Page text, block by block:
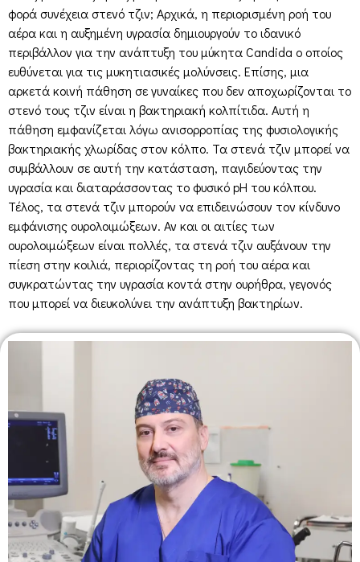
φορά συνέχεια στενό τζιν; Αρχικά, η περιορισμένη ροή του
αέρα και η αυξημένη υγρασία δημιουργούν το ιδανικό
περιβάλλον για την ανάπτυξη του μύκητα Candida ο οποίος
ευθύνεται για τις μυκητιασικές μολύνσεις. Επίσης, μια
αρκετά κοινή πάθηση σε γυναίκες που δεν αποχωρίζονται το
στενό τους τζιν είναι η βακτηριακή κολπίτιδα. Αυτή η
πάθηση εμφανίζεται λόγω ανισορροπίας της φυσιολογικής
βακτηριακής χλωρίδας στον κόλπο. Τα στενά τζιν μπορεί να
συμβάλλουν σε αυτή την κατάσταση, παγιδεύοντας την
υγρασία και διαταράσσοντας το φυσικό pH του κόλπου.
Τέλος, τα στενά τζιν μπορούν να επιδεινώσουν τον κίνδυνο
εμφάνισης ουρολοιμώξεων. Αν και οι αιτίες των
ουρολοιμώξεων είναι πολλές, τα στενά τζιν αυξάνουν την
πίεση στην κοιλιά, περιορίζοντας τη ροή του αέρα και
συγκρατώντας την υγρασία κοντά στην ουρήθρα, γεγονός
που μπορεί να διευκολύνει την ανάπτυξη βακτηρίων.